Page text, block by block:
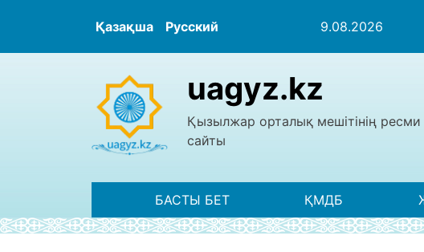
Қазақша Русский 9.08.2026
uagyz.kz
Қызылжар орталық мешітінің ресми
сайты
БАСТЫ БЕТ ҚМДБ